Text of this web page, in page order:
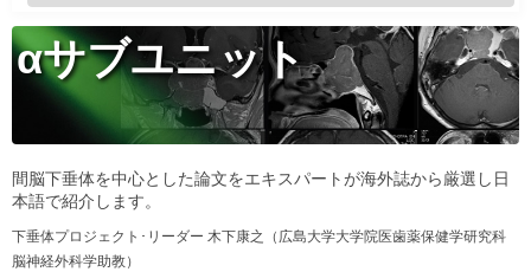
αサブユニット
間脳下垂体を中心とした論文をエキスパートが海外誌から厳選し日
本語で紹介します。
下垂体プロジェクト･リーダー 木下康之（広島大学大学院医歯薬保健学研究科
脳神経外科学助教）